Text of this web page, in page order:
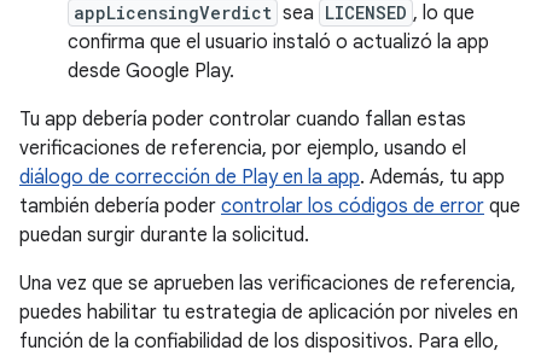
appLicensingVerdict sea LICENSED , lo que
confirma que el usuario instaló o actualizó la app
desde Google Play.
Tu app debería poder controlar cuando fallan estas
verificaciones de referencia, por ejemplo, usando el
diálogo de corrección de Play en la app. Además, tu app
también debería poder controlar los códigos de error que
puedan surgir durante la solicitud.
Una vez que se aprueben las verificaciones de referencia,
puedes habilitar tu estrategia de aplicación por niveles en
función de la confiabilidad de los dispositivos. Para ello,